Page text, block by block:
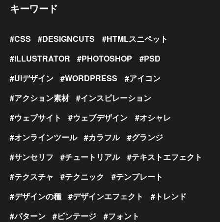
キーワード
CSS DESIGNCUTS
HTMLスニペット
ILLUSTRATOR
PHOTOSHOP
PSD
UIデザイン
WORDPRESS
アイコン
アクション素材
インスピレーション
ウェブサイト
ウェブデザイン
オシャレ
オンラインツール
カラフル
グランジ
サンセリフ
チュートリアル
テキストエフェクト
テクスチャ
テクニック
テンプレート
デザインの種
デザインエフェクト
トレンド
パターン
ビンテージ
フォント